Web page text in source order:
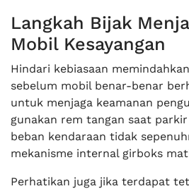
Langkah Bijak
Mobil Kesayangan
Hindari kebiasaan
sebelum mobil benar-benar
untuk menjaga keamanan
gunakan rem tangan saat
beban kendaraan tidak
mekanisme internal girboks
Perhatikan juga jika terdapat